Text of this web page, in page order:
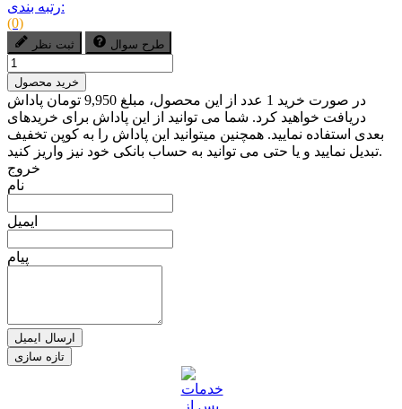
رتبه بندی:
(0)
ثبت نظر طرح سوال
خرید محصول
در صورت خرید 1 عدد از این محصول، مبلغ 9,950 تومان پاداش
دریافت خواهید کرد. شما می توانید از این پاداش برای خریدهای
بعدی استفاده نمایید. همچنین میتوانید این پاداش را به کوپن تخفیف
تبدیل نمایید و یا حتی می توانید به حساب بانکی خود نیز واریز کنید.
خروج
نام
ایمیل
پیام
ارسال ایمیل